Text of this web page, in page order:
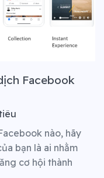
Facebook
nào, hãy
bạn là ai nhằm
cơ hội thành